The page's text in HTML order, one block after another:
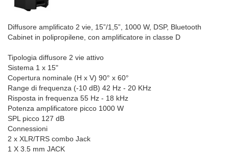
Diffusore amplificato 2 vie, 15”/1,5”, 1000 W, DSP, Bluetooth
Cabinet in polipropilene, con amplificatore in classe D
Tipologia diffusore 2 vie attivo
Sistema 1 x 15"
Copertura nominale (H x V) 90° x 60°
Range di frequenza (-10 dB) 42 Hz - 20 KHz
Risposta in frequenza 55 Hz - 18 kHz
Potenza amplificatore picco 1000 W
SPL picco 127 dB
Connessioni
2 x XLR/TRS combo Jack
1 X 3.5 mm JACK